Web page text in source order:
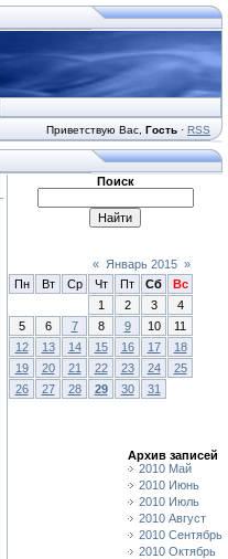
Приветствую Вас Гость · RSS
Поиск
« Январь 2015 »
Пн
Вт Ср Чт Пт Сб
Вс
1
2 3
4
5
6 7 8 9 10
11
12
13 14 15 16 17
18
19
20 21 22 23 24
25
26
27 28 29 30 31
Архив записей
2010 Май
2010 Июнь
2010 Июль
2010 Август
2010 Сентябрь
2010 Октябрь